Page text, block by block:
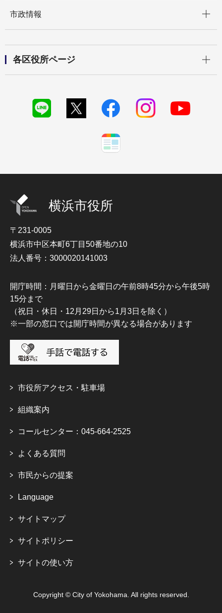
市政情報
各区役所ページ
横浜市役所
〒231-0005
横浜市中区本町6丁目50番地の10
法人番号：3000020141003
開庁時間：月曜日から金曜日の午前8時45分から午後5時
15分まで
（祝日・休日・12月29日から1月3日を除く）
※一部の窓口では開庁時間が異なる場合があります
市役所アクセス・駐車場
組織案内
コールセンター：045-664-2525
よくある質問
市民からの提案
Language
サイトマップ
サイトポリシー
サイトの使い方
Copyright © City of Yokohama. All rights reserved.